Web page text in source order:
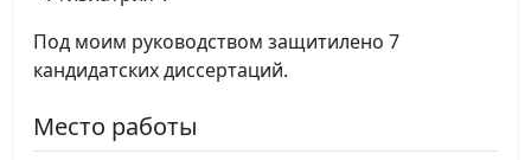
Под моим руководством защитилено 7
кандидатских диссертаций.
Место работы